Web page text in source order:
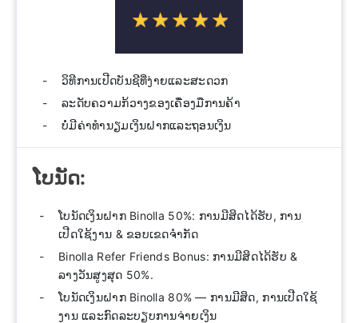
☆☆☆☆☆
★★★★★
ວິ​ທີ​ການ​ເປີດ​ບັນ​ຊີ​ທີ່​ງ່າຍ​ແລະ​ສະ​ດວກ​
ລະດັບຄວາມກ້ວາງຂອງເຄື່ອງມືການຄ້າ
ບໍ່ມີຄ່າທໍານຽມເງິນຝາກແລະຖອນເງິນ
ໂບນັດ:
ໂບນັດເງິນຝາກ Binolla 50%: ການມີສິດໄດ້ຮັບ, ການ
ເປີດໃຊ້ງານ & ຂອບເຂດຈໍາກັດ
Binolla Refer Friends Bonus: ການມີສິດໄດ້ຮັບ &
ລາງວັນສູງສຸດ 50%.
ໂບນັດເງິນຝາກ Binolla 80% — ການມີສິດ, ການເປີດໃຊ້
ງານ ແລະກົດລະບຽບການຈ່າຍເງິນ